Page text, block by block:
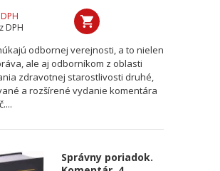
DPH
odbornej verejnosti, a to nielen
ale aj odborníkom z oblasti
zdravotnej starostlivosti druhé,
a rozšírené vydanie komentára
Správny poriadok.